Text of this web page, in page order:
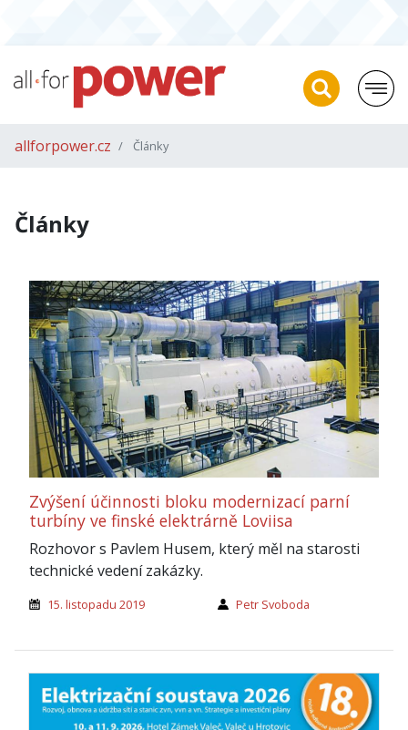
allforpower.cz Články
Články
Zvýšení účinnosti bloku modernizací parní
turbíny ve finské elektrárně Loviisa
Rozhovor s Pavlem Husem, který měl na starosti
technické vedení zakázky.
15. listopadu 2019 Petr Svoboda